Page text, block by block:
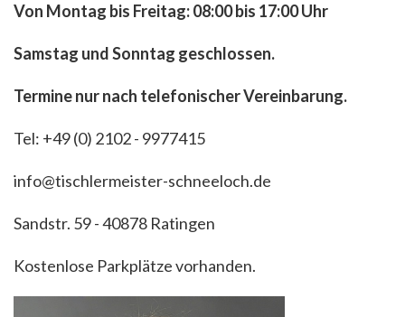
Von Montag bis Freitag: 08:00 bis 17:00 Uhr
Samstag und Sonntag geschlossen.
Termine nur nach telefonischer Vereinbarung.
Tel: +49 (0) 2102 - 9977415
info@tischlermeister-schneeloch.de
Sandstr. 59 - 40878 Ratingen
Kostenlose Parkplätze vorhanden.